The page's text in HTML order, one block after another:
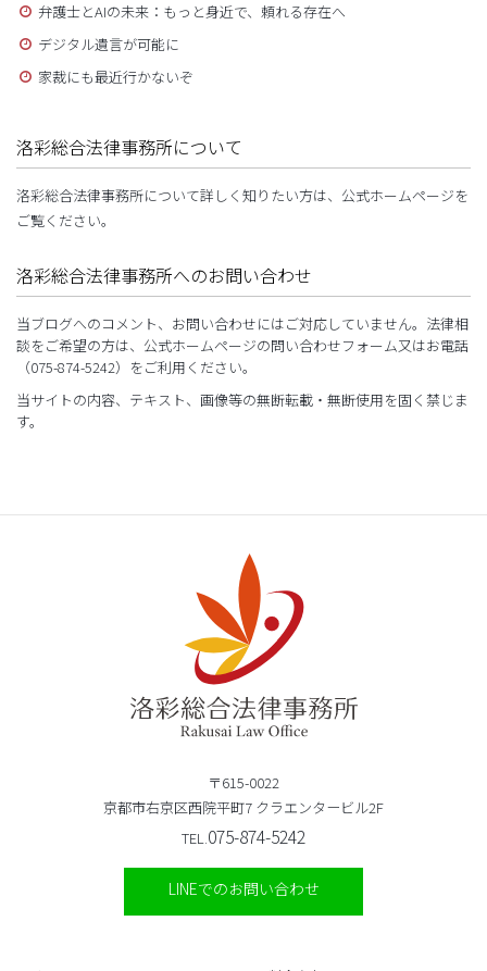
弁護士とAIの未来：もっと身近で、頼れる存在へ
デジタル遺言が可能に
家裁にも最近行かないぞ
洛彩総合法律事務所について
洛彩総合法律事務所について詳しく知りたい方は、公式ホームページを
ご覧ください。
洛彩総合法律事務所へのお問い合わせ
当ブログへのコメント、お問い合わせにはご対応していません。法律相
談をご希望の方は、公式ホームページの問い合わせフォーム又はお電話
（075-874-5242）をご利用ください。
当サイトの内容、テキスト、画像等の無断転載・無断使用を固く禁じま
す。
〒615-0022
京都市右京区西院平町7 クラエンタービル2F
TEL.075-874-5242
LINEでのお問い合わせ